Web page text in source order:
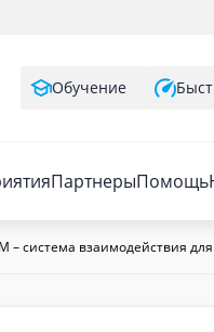
Обучение
ПартнерыПомощь
– система взаимодействия